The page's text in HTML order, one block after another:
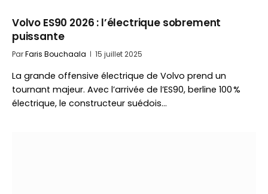
Volvo ES90 2026 : l’électrique sobrement
puissante
ParFaris Bouchaala 15 juillet 2025
La grande offensive électrique de Volvo prend un
tournant majeur. Avec l’arrivée de l’ES90, berline 100 %
électrique, le constructeur suédois…